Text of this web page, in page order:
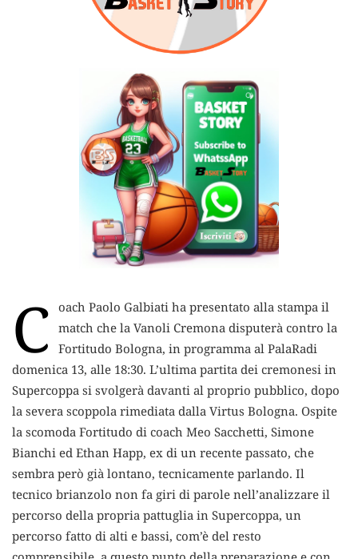
C oach Paolo Galbiati ha presentato alla stampa il
match che la Vanoli Cremona disputerà contro la
Fortitudo Bologna, in programma al PalaRadi
domenica 13, alle 18:30. L’ultima partita dei cremonesi in
Supercoppa si svolgerà davanti al proprio pubblico, dopo
la severa scoppola rimediata dalla Virtus Bologna. Ospite
la scomoda Fortitudo di coach Meo Sacchetti, Simone
Bianchi ed Ethan Happ, ex di un recente passato, che
sembra però già lontano, tecnicamente parlando. Il
tecnico brianzolo non fa giri di parole nell’analizzare il
percorso della propria pattuglia in Supercoppa, un
percorso fatto di alti e bassi, com’è del resto